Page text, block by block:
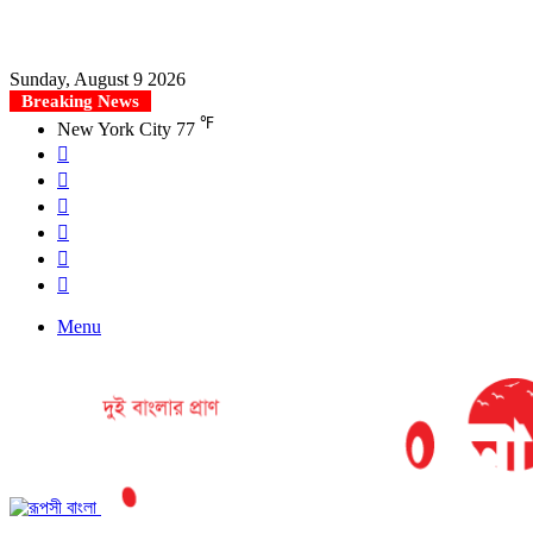
Sunday, August 9 2026
Breaking News
New York City 77 ℉
Menu